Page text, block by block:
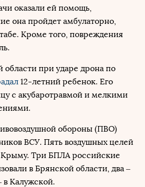
оказали ей помощь,
она пройдет амбулаторно,
Кроме того, повреждения
области при ударе дрона по
12-летний ребенок. Его
с акубаротравмой и мелкими
обороны (ПВО)
ВСУ. Пять воздушных целей
Три БПЛА российские
в Брянской области, два –
в Калужской.